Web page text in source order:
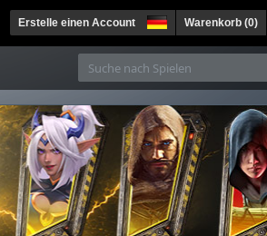
Erstelle einen Account Warenkorb (0)